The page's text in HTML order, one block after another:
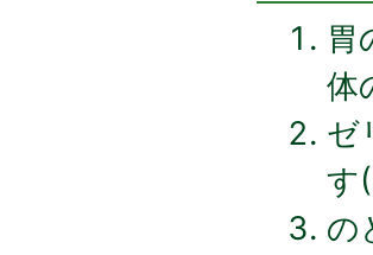
胃
体
ゼ
す
の